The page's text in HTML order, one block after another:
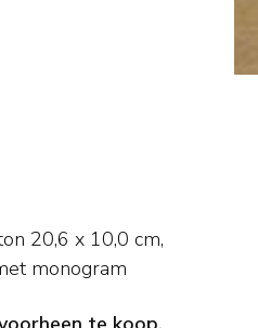
20,6 x 10,0 cm,
monogram